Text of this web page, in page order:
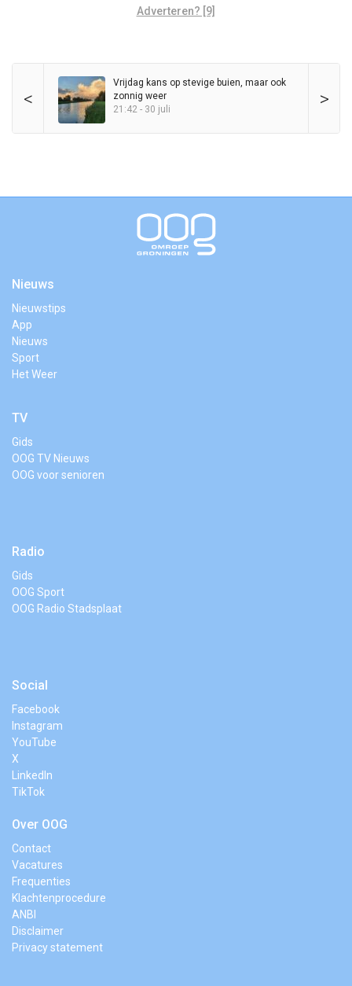
Adverteren? [9]
< >
Vrijdag kans op stevige buien, maar ook
zonnig weer
21:42 - 30 juli
Nieuws
Nieuwstips
App
Nieuws
Sport
Het Weer
TV
Gids
OOG TV Nieuws
OOG voor senioren
Radio
Gids
OOG Sport
OOG Radio Stadsplaat
Social
Facebook
Instagram
YouTube
X
LinkedIn
TikTok
Over OOG
Contact
Vacatures
Frequenties
Klachtenprocedure
ANBI
Disclaimer
Privacy statement